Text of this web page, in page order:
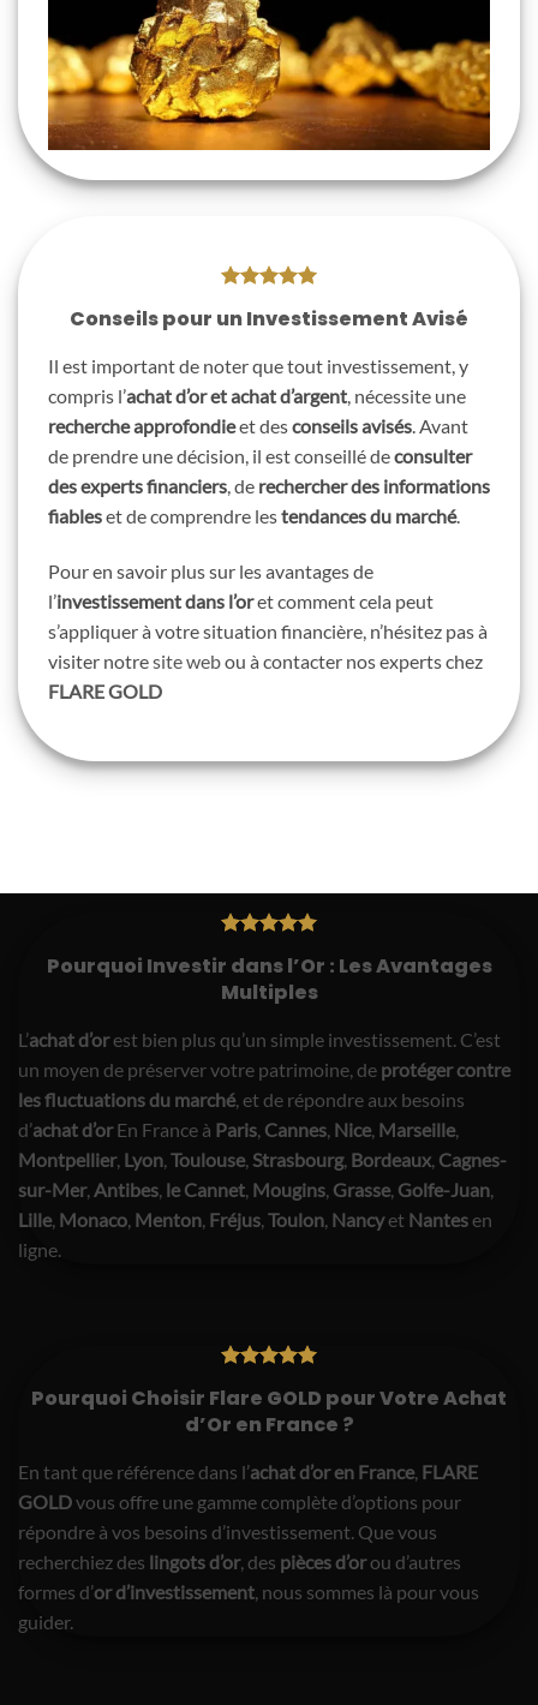
Conseils pour un Investissement Avisé
Il est important de noter que tout investissement, y
compris l’achat d’or et achat d’argent, nécessite une
recherche approfondieet desconseils avisés. Avant
de prendre une décision, il est conseillé deconsulter
des experts financiers, de rechercher des informations
fiableset de comprendre lestendances du marché.
Pour en savoir plus sur les avantages de
l’investissement dans l’oret comment cela peut
s’appliquer à votre situation financière, n’hésitez pas à
visiter notresite webou à contacter nos experts chez
FLARE GOLD
Pourquoi Investir dans l’Or : Les Avantages
Multiples
L’achat d’orest bien plus qu’un simple investissement. C’est
un moyen de préserver votre patrimoine, de protéger contre
les fluctuations du marché, et de répondre aux besoins
d’achat d’orEn France à Paris, Cannes, Nice, Marseille,
Montpellier, Lyon, Toulouse, Strasbourg, Bordeaux, Cagnes-
sur-Mer, Antibes, le Cannet, Mougins, Grasse, Golfe-Juan,
Lille, Monaco, Menton, Fréjus, Toulon, Nancyet Nantes en
ligne.
Pourquoi Choisir Flare GOLD pour Votre Achat
d’Or en France ?
En tant que référence dans l’achat d’or en France FLARE
GOLDvous offre une gamme complète d’options pour
répondre à vos besoins d’investissement. Que vous
recherchiez des lingots d’or, des pièces d’orou d’autres
formes d’or d’investissement , nous sommes là pour vous
guider.